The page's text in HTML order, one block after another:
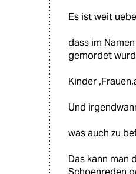
Es ist weit
dass im
gemordet
Kinder
Und
was auch zu
Das kann man